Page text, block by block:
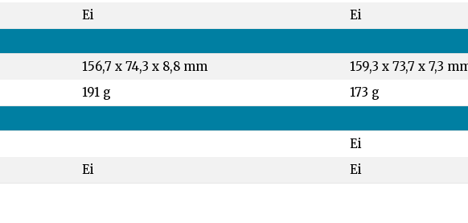
Ei Ei
156,7 x 74,3 x 8,8 mm 159,3 x 73,7 x 7,3
191 g 173 g
Ei
Ei Ei